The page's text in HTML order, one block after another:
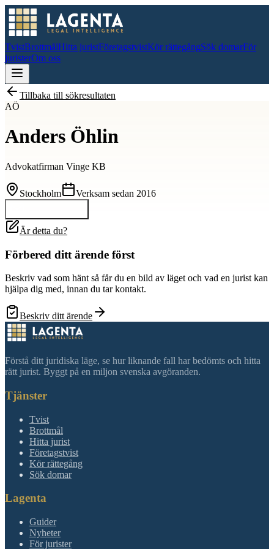
TvistBrottmålHitta juristFöretagstvistKör rättegångSök domarFör
juristerOm oss
Tillbaka till sökresultaten
AÖ
Anders Öhlin
Advokatfirman Vinge KB
Stockholm Verksam sedan 2016
Är detta du?
Förbered ditt ärende först
Beskriv vad som hänt så får du en bild av läget och vad en jurist kan
hjälpa dig med, innan du tar kontakt.
Beskriv ditt ärende
Förstå ditt juridiska läge, se hur liknande fall har bedömts och hitta
rätt jurist. Byggt på en miljon svenska avgöranden.
Tjänster
Tvist
Brottmål
Hitta jurist
Företagstvist
Kör rättegång
Sök domar
Lagenta
Guider
Nyheter
För jurister